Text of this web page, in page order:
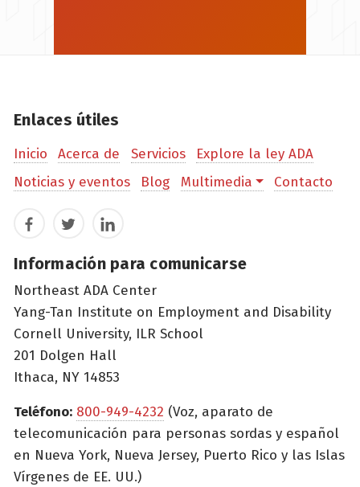
Enlaces útiles
Inicio Acerca de Servicios
Explore la ley ADA
Noticias y eventos
Blog Multimedia Contacto
FacebookTwitterLinkedIn
Información para comunicarse
Northeast ADA Center
Yang-Tan Institute on Employment and Disability
Cornell University, ILR School
201 Dolgen Hall
Ithaca, NY 14853
Teléfono: 800-949-4232 (Voz, aparato de
telecomunicación para personas sordas y español
en Nueva York, Nueva Jersey, Puerto Rico y las Islas
Vírgenes de EE. UU.)